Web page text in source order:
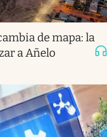
de mapa: la
a Añelo